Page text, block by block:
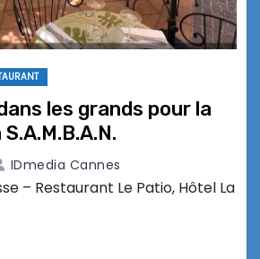
les grands pour la
IDmedia Cannes
– Restaurant Le Patio, Hôtel La